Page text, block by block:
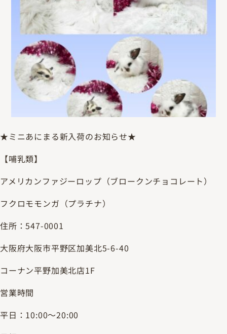
★ミニあにまる新入荷のお知らせ★
【哺乳類】
アメリカンファジーロップ（ブロークンチョコレート）
フクロモモンガ（プラチナ）
住所：547-0001
大阪府大阪市平野区加美北5-6-40
コーナン平野加美北店1F
営業時間
平日：10:00～20:00